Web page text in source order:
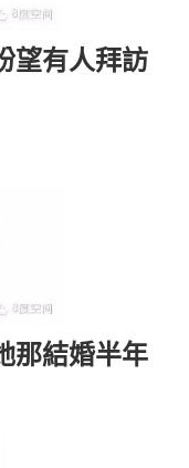
望有人拜訪
那結婚半年